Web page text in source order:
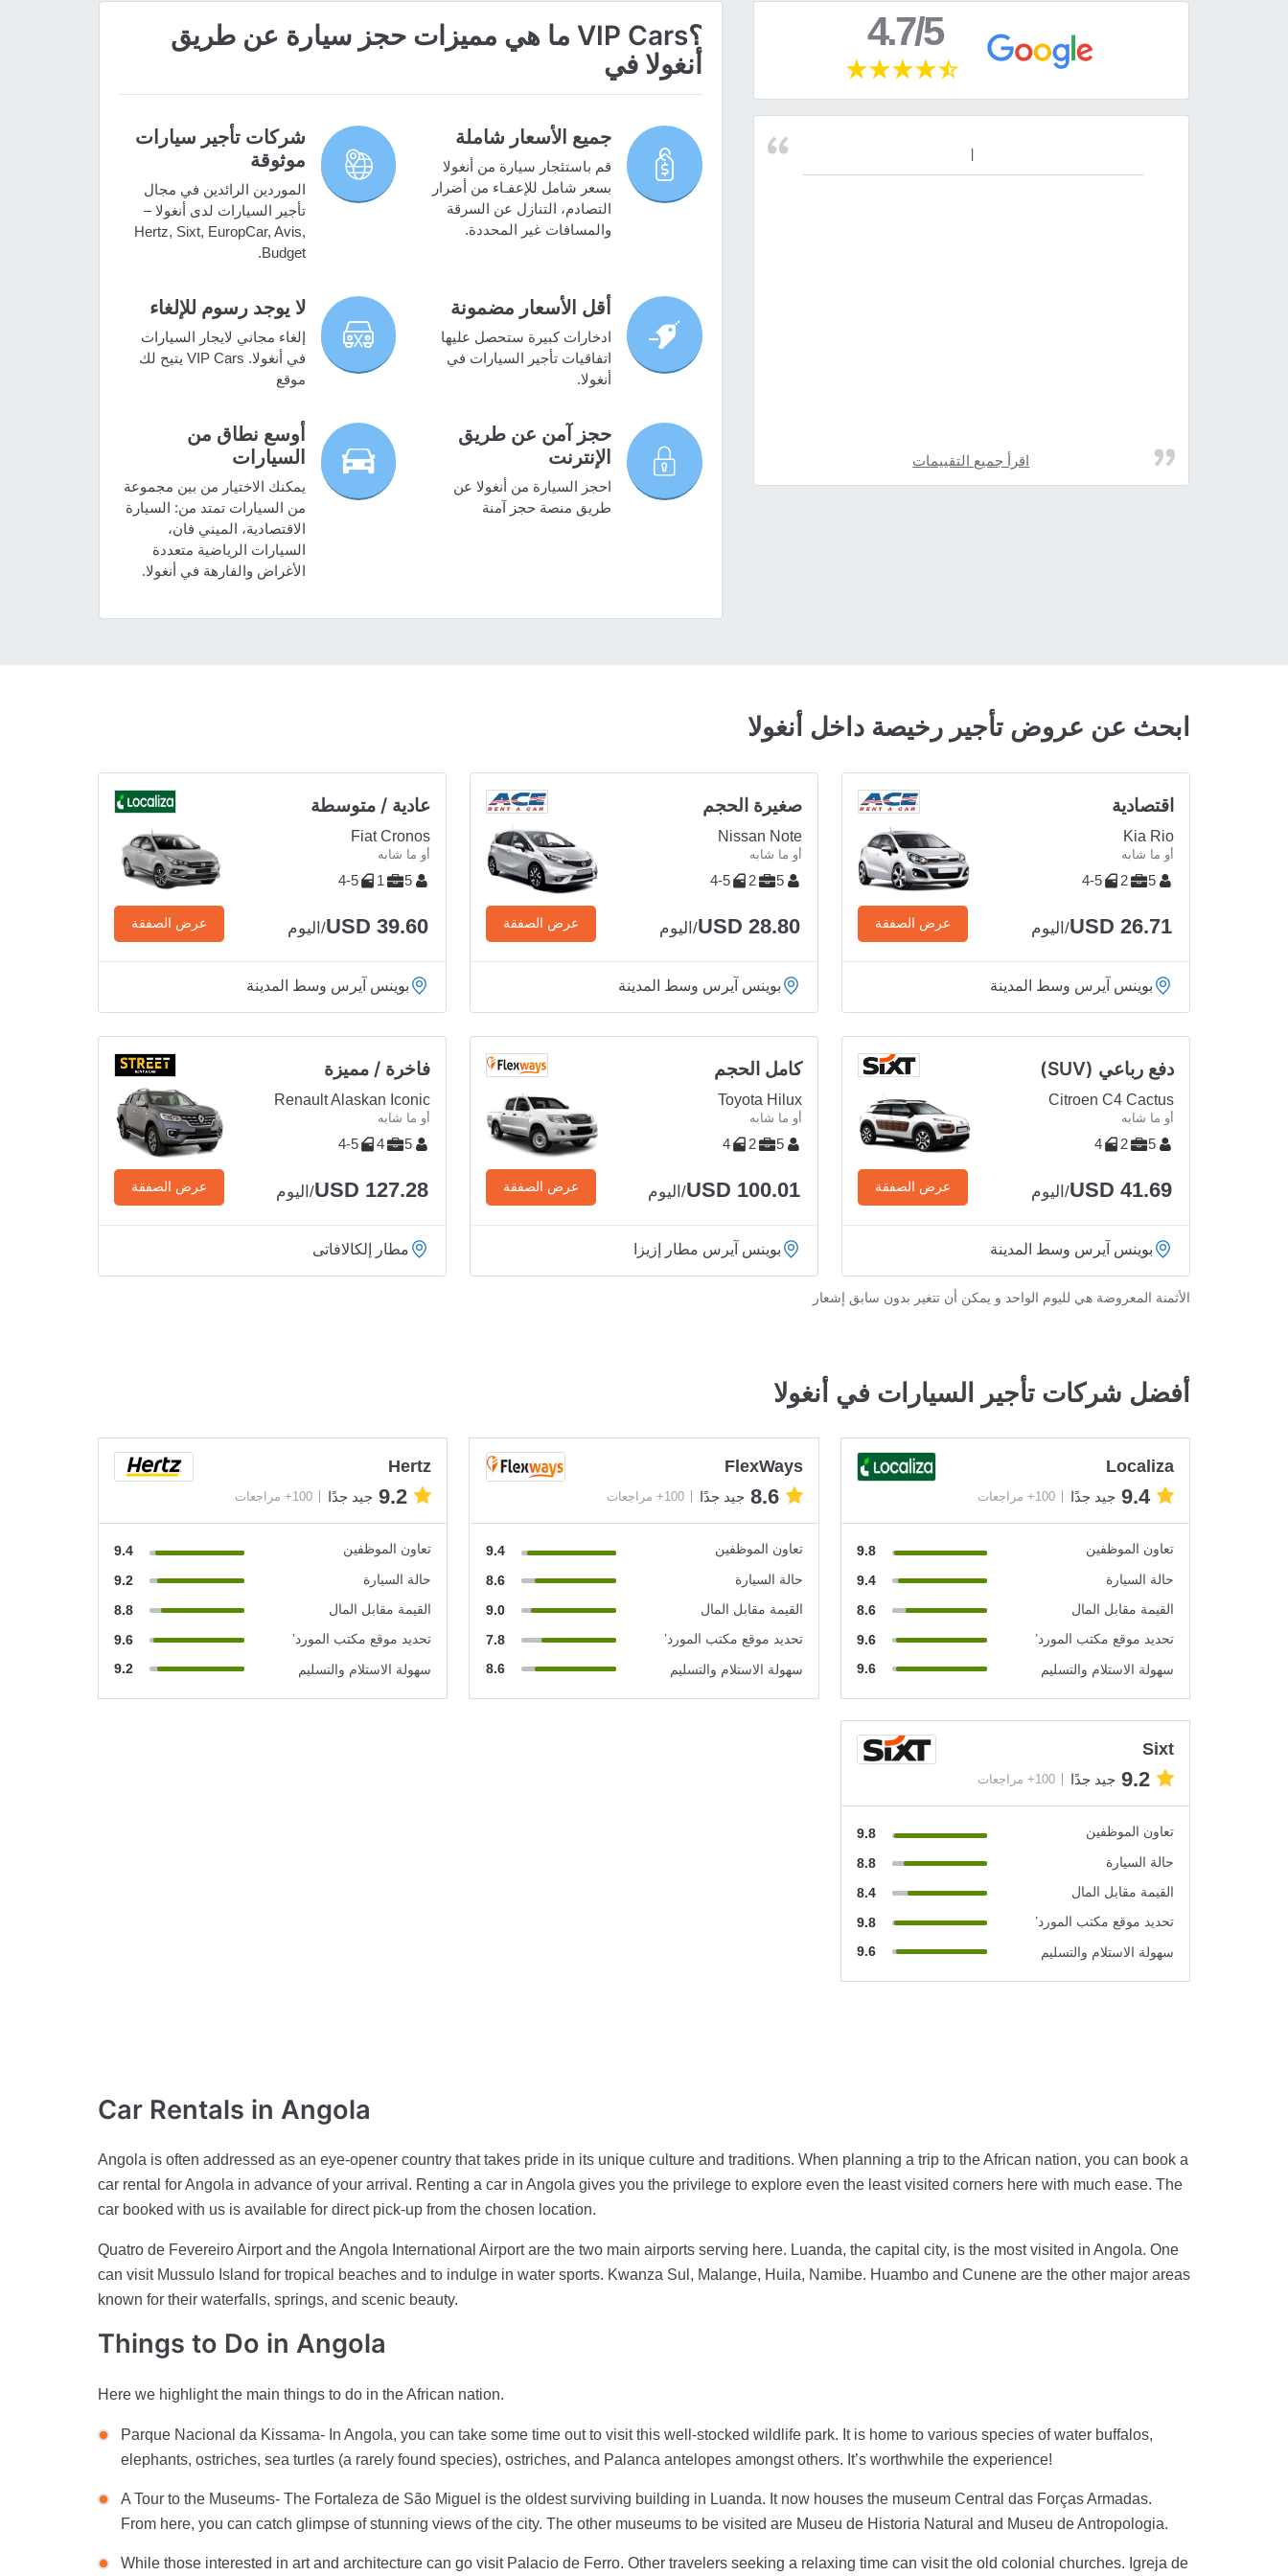
4.7/5
اقرأ جميع التقييمات
؟VIP Cars ما هي مميزات حجز سيارة عن طريق
أنغولا في
جميع الأسعار شاملة
قم باستئجار سيارة من أنغولا
بسعر شامل للإعفـاء من أضرار
التصادم، التنازل عن السرقة
والمسافات غير المحددة.
شركات تأجير سيارات
موثوقة
الموردين الرائدين في مجال
تأجير السيارات لدى أنغولا –
Hertz, Sixt, EuropCar, Avis,
Budget.
أقل الأسعار مضمونة
ادخارات كبيرة ستحصل عليها
اتفاقيات تأجير السيارات في
أنغولا.
لا يوجد رسوم للإلغاء
إلغاء مجاني لايجار السيارات
في أنغولا. VIP Cars يتيح لك
موقع
حجز آمن عن طريق
الإنترنت
احجز السيارة من أنغولا عن
طريق منصة حجز آمنة
أوسع نطاق من
السيارات
يمكنك الاختيار من بين مجموعة
من السيارات تمتد من: السيارة
الاقتصادية، الميني فان،
السيارات الرياضية متعددة
الأغراض والفارهة في أنغولا.
ابحث عن عروض تأجير رخيصة داخل أنغولا
اقتصادية
Kia Rio
أو ما شابه
5
2
4-5
USD 26.71/اليوم عرض الصفقة
بوينس آيرس وسط المدينة
صغيرة الحجم
Nissan Note
أو ما شابه
5
2
4-5
USD 28.80/اليوم عرض الصفقة
بوينس آيرس وسط المدينة
عادية / متوسطة
Fiat Cronos
أو ما شابه
5
1
4-5
USD 39.60/اليوم عرض الصفقة
بوينس آيرس وسط المدينة
دفع رباعي (SUV)
Citroen C4 Cactus
أو ما شابه
5
2
4
USD 41.69/اليوم عرض الصفقة
بوينس آيرس وسط المدينة
كامل الحجم
Toyota Hilux
أو ما شابه
5
2
4
USD 100.01/اليوم عرض الصفقة
بوينس آيرس مطار إزيزا
فاخرة / مميزة
Renault Alaskan Iconic
أو ما شابه
5
4
4-5
USD 127.28/اليوم عرض الصفقة
مطار إلكالافاتى
الأثمنة المعروضة هي لليوم الواحد و يمكن أن تتغير بدون سابق إشعار
أفضل شركات تأجير السيارات في أنغولا
Localiza
9.4 جيد جدًا 100+ مراجعات
تعاون الموظفين
9.8
حالة السيارة
9.4
القيمة مقابل المال
8.6
تحديد موقع مكتب المورد’
9.6
سهولة الاستلام والتسليم
9.6
FlexWays
8.6 جيد جدًا 100+ مراجعات
تعاون الموظفين
9.4
حالة السيارة
8.6
القيمة مقابل المال
9.0
تحديد موقع مكتب المورد’
7.8
سهولة الاستلام والتسليم
8.6
Hertz
9.2 جيد جدًا 100+ مراجعات
تعاون الموظفين
9.4
حالة السيارة
9.2
القيمة مقابل المال
8.8
تحديد موقع مكتب المورد’
9.6
سهولة الاستلام والتسليم
9.2
Sixt
9.2 جيد جدًا 100+ مراجعات
تعاون الموظفين
9.8
حالة السيارة
8.8
القيمة مقابل المال
8.4
تحديد موقع مكتب المورد’
9.8
سهولة الاستلام والتسليم
9.6
Car Rentals in Angola
Angola is often addressed as an eye-opener country that takes pride in its unique culture and traditions. When planning a trip to the African nation, you can book a
car rental for Angola in advance of your arrival. Renting a car in Angola gives you the privilege to explore even the least visited corners here with much ease. The
car booked with us is available for direct pick-up from the chosen location.
Quatro de Fevereiro Airport and the Angola International Airport are the two main airports serving here. Luanda, the capital city, is the most visited in Angola. One
can visit Mussulo Island for tropical beaches and to indulge in water sports. Kwanza Sul, Malange, Huila, Namibe. Huambo and Cunene are the other major areas
known for their waterfalls, springs, and scenic beauty.
Things to Do in Angola
Here we highlight the main things to do in the African nation.
Parque Nacional da Kissama- In Angola, you can take some time out to visit this well-stocked wildlife park. It is home to various species of water buffalos,
elephants, ostriches, sea turtles (a rarely found species), ostriches, and Palanca antelopes amongst others. It’s worthwhile the experience!
A Tour to the Museums- The Fortaleza de São Miguel is the oldest surviving building in Luanda. It now houses the museum Central das Forças Armadas.
From here, you can catch glimpse of stunning views of the city. The other museums to be visited are Museu de Historia Natural and Museu de Antropologia.
While those interested in art and architecture can go visit Palacio de Ferro. Other travelers seeking a relaxing time can visit the old colonial churches. Igreja de